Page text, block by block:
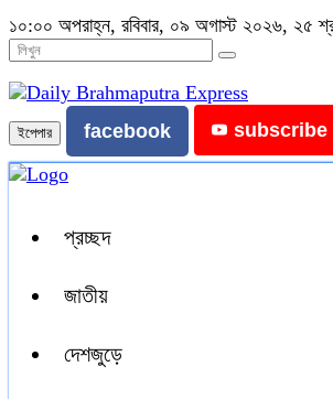
১০:০০ অপরাহ্ন, রবিবার, ০৯ অগাস্ট ২০২৬, ২৫
ইপেপার facebook subscribe
প্রচ্ছদ
জাতীয়
দেশজুড়ে